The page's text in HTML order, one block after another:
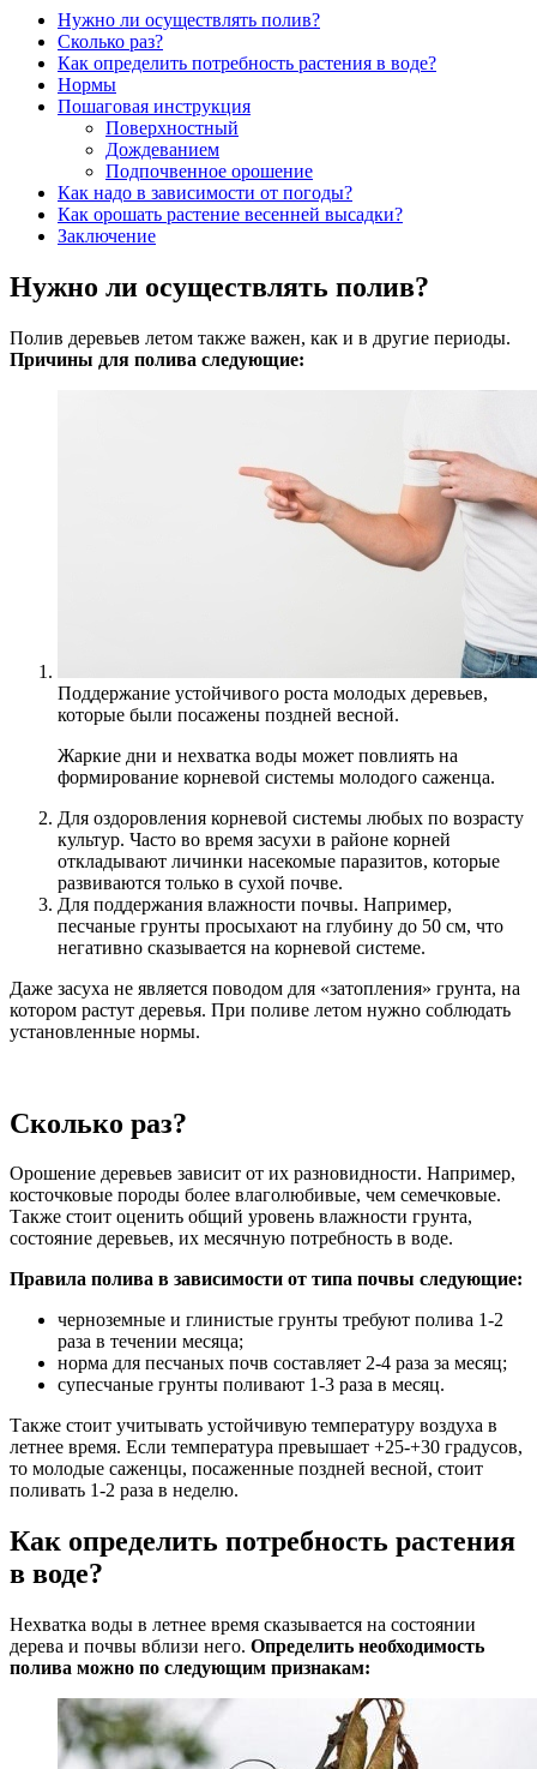
Нужно ли осуществлять полив?
Сколько раз?
Как определить потребность растения в воде?
Нормы
Пошаговая инструкция
Поверхностный
Дождеванием
Подпочвенное орошение
Как надо в зависимости от погоды?
Как орошать растение весенней высадки?
Заключение
Нужно ли осуществлять полив?
Полив деревьев летом также важен, как и в другие периоды.
Причины для полива следующие:
Поддержание устойчивого роста молодых деревьев,
которые были посажены поздней весной.
Жаркие дни и нехватка воды может повлиять на
формирование корневой системы молодого саженца.
Для оздоровления корневой системы любых по возрасту
культур. Часто во время засухи в районе корней
откладывают личинки насекомые паразитов, которые
развиваются только в сухой почве.
Для поддержания влажности почвы. Например,
песчаные грунты просыхают на глубину до 50 см, что
негативно сказывается на корневой системе.
Даже засуха не является поводом для «затопления» грунта, на
котором растут деревья. При поливе летом нужно соблюдать
установленные нормы.
Сколько раз?
Орошение деревьев зависит от их разновидности. Например,
косточковые породы более влаголюбивые, чем семечковые.
Также стоит оценить общий уровень влажности грунта,
состояние деревьев, их месячную потребность в воде.
Правила полива в зависимости от типа почвы следующие:
черноземные и глинистые грунты требуют полива 1-2
раза в течении месяца;
норма для песчаных почв составляет 2-4 раза за месяц;
супесчаные грунты поливают 1-3 раза в месяц.
Также стоит учитывать устойчивую температуру воздуха в
летнее время. Если температура превышает +25-+30 градусов,
то молодые саженцы, посаженные поздней весной, стоит
поливать 1-2 раза в неделю.
Как определить потребность растения
в воде?
Нехватка воды в летнее время сказывается на состоянии
дерева и почвы вблизи него. Определить необходимость
полива можно по следующим признакам: